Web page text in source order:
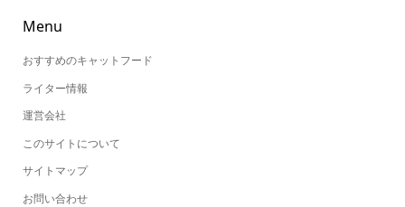
Menu
おすすめのキャットフード
ライター情報
運営会社
このサイトについて
サイトマップ
お問い合わせ